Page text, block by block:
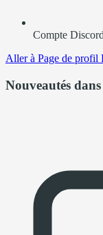
Compte
Aller à Page de profil
Nouveautés